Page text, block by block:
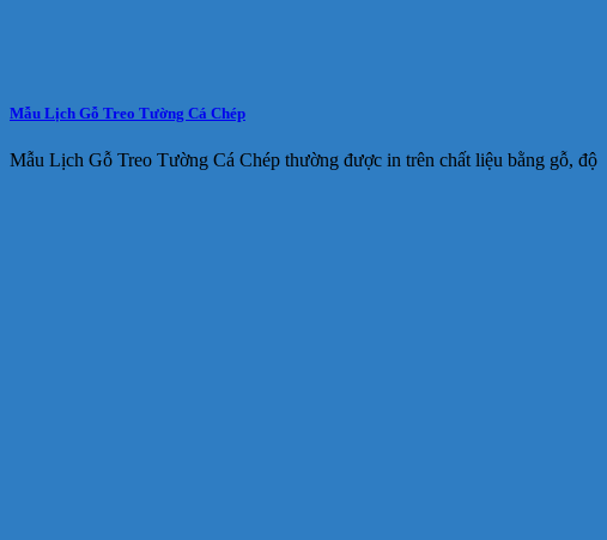
Mẫu Lịch Gỗ Treo Tường Cá Chép
Mẫu Lịch Gỗ Treo Tường Cá Chép thường được in trên chất liệu bằng gỗ, độ